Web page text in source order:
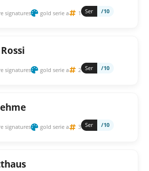
signatures gold serie a 1 Ser /10
signatures gold serie a 2 Ser /10
signatures gold serie a 3 Ser /10